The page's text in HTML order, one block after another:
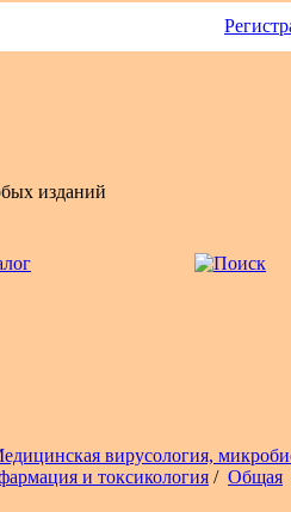
изданий
вирусология,
и токсикология / Общая